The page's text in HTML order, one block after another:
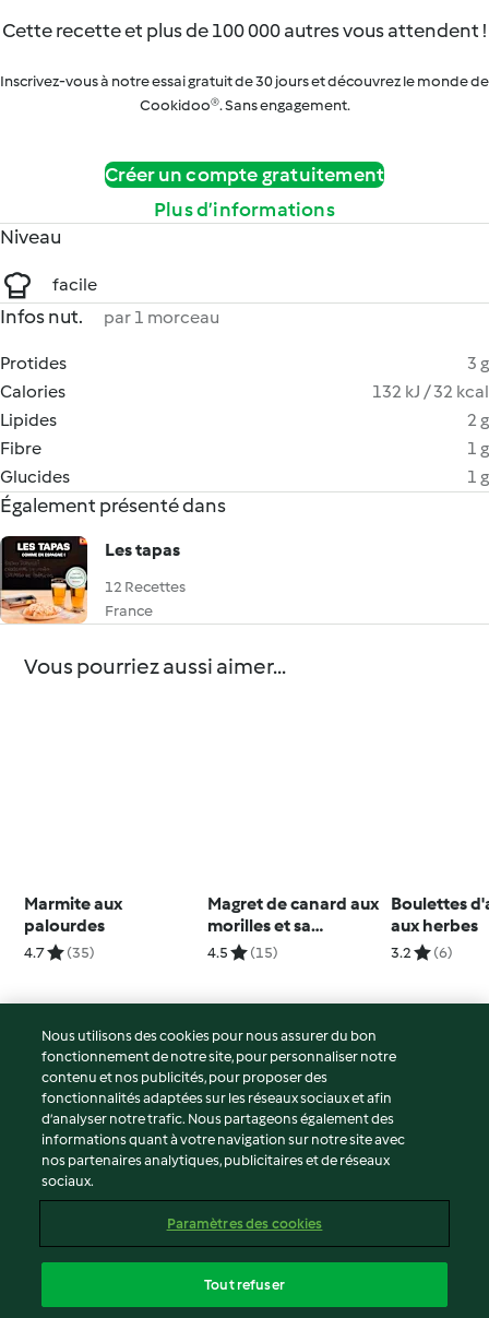
Cette recette et plus de 100 000 autres vous attendent !
Inscrivez-vous à notre essai gratuit de 30 jours et découvrez le monde de
Cookidoo®. Sans engagement.
Créer un compte gratuitement
Plus d’informations
Niveau
facile
Infos nut. par 1 morceau
Protides
3 g
Calories
132 kJ / 32 kcal
Lipides
2 g
Fibre
1 g
Glucides
1 g
Également présenté dans
Les tapas
12 Recettes
France
Vous pourriez aussi aimer...
Marmite aux
palourdes
4.7 (35)
Magret de canard aux
morilles et sa
garniture aux fruits
4.5 (15)
Boulettes
aux herbes
3.2 (6)
© Copyright 2026
Conditions d'utilisation
Politique de confidentialité
Non-responsabilité
Mentions légales
Contenu du rapport
Déclaration d'accessibilité
Nous utilisons des cookies pour nous assurer du bon
fonctionnement de notre site, pour personnaliser notre
contenu et nos publicités, pour proposer des
fonctionnalités adaptées sur les réseaux sociaux et afin
d’analyser notre trafic. Nous partageons également des
informations quant à votre navigation sur notre site avec
nos partenaires analytiques, publicitaires et de réseaux
sociaux.
Paramètres des cookies
Tout refuser